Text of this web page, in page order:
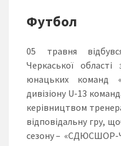
Футбол
05 травня
Черкаської
юнацьких команд
дивізіону U-13
керівництвом
відповідальну гру,
сезону – «СДЮСШОР-